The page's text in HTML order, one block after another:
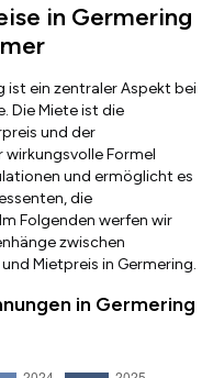
in Germering
ist ein zentraler Aspekt bei
Die Miete ist die
und der
wirkungsvolle Formel
und ermöglicht es
die
Folgenden werfen wir
zwischen
Mietpreis in Germering.
in Germering